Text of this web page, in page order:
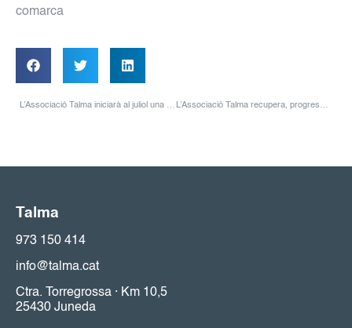
comarca
L’Associació Talma iniciarà al juliol una línia empresarial de fabricació de mascaretes quirúrgiques L’Associació Talma recupera, progressivament, l’activitat diürna per a les persones amb necessitats de suport
Talma
973 150 414
info@talma.cat
Ctra. Torregrossa · Km 10,5
25430 Juneda